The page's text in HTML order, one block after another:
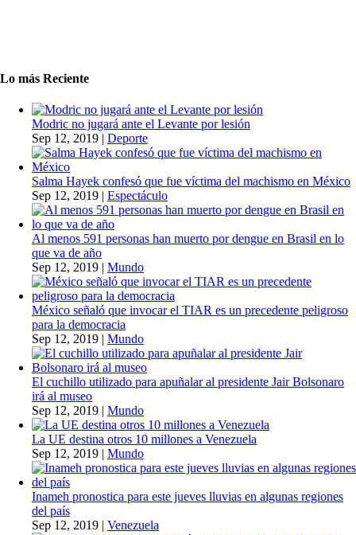
Lo más Reciente
Modric no jugará ante el Levante por lesión
Sep 12, 2019 | Deporte
Salma Hayek confesó que fue víctima del machismo en México
Sep 12, 2019 | Espectáculo
Al menos 591 personas han muerto por dengue en Brasil en lo
que va de año
Sep 12, 2019 | Mundo
México señaló que invocar el TIAR es un precedente peligroso
para la democracia
Sep 12, 2019 | Mundo
El cuchillo utilizado para apuñalar al presidente Jair Bolsonaro
irá al museo
Sep 12, 2019 | Mundo
La UE destina otros 10 millones a Venezuela
Sep 12, 2019 | Mundo
Inameh pronostica para este jueves lluvias en algunas regiones
del país
Sep 12, 2019 | Venezuela